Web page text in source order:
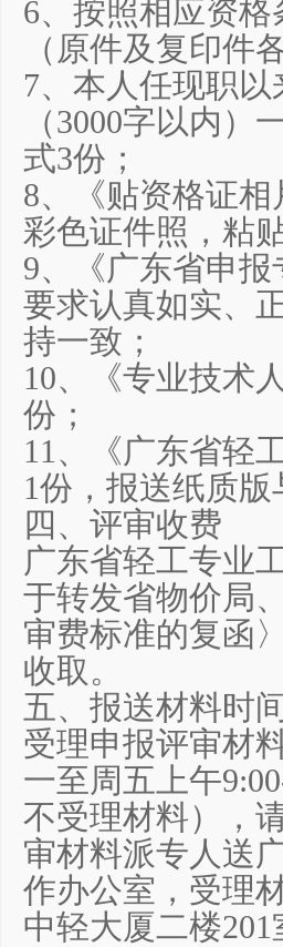
6、按照相应资
（原件及复印件
7、本人任现职
（3000字以内
式3份；
8、《贴资格证
彩色证件照，粘
9、《广东省申
要求认真如实、
持一致；
10、《专业技术
份；
11、《广东省轻
1份，报送纸质
四、评审收费
广东省轻工专业
于转发省物价局
审费标准的复函
收取。
五、报送材料时
受理申报评审材
一至周五上午
不受理材料），
审材料派专人送
作办公室，受理
中轻大厦二楼201